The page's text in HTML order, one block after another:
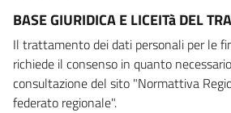
BASE GIURIDICA E LICEITà DEL
Il trattamento dei dati personali per le
richiede il consenso in quanto
consultazione del sito "Normattiva
federato regionale".